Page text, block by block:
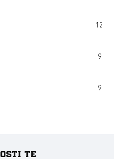
12
9
9
te